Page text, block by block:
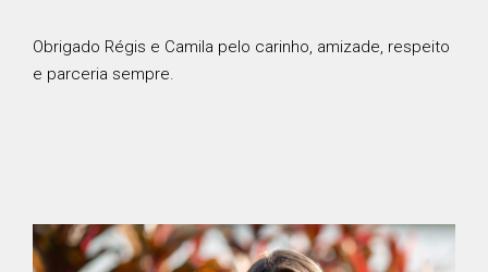
Obrigado Régis e Camila pelo carinho, amizade, respeito
e parceria sempre.